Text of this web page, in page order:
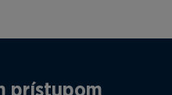
prístupom